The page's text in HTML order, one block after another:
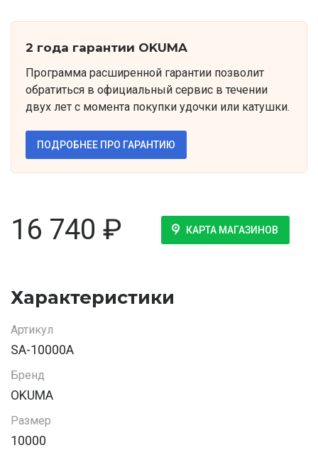
2 года гарантии OKUMA
Программа расширенной гарантии позволит
обратиться в официальный сервис в течении
двух лет с момента покупки удочки или катушки.
ПОДРОБНЕЕ ПРО ГАРАНТИЮ
16 740 ₽ КАРТА МАГАЗИНОВ
Характеристики
Артикул
SA-10000A
Бренд
OKUMA
Размер
10000